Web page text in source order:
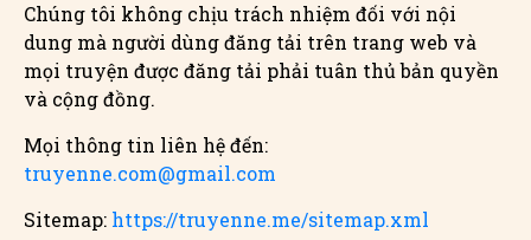
Chúng tôi không chịu trách nhiệm đối với nội
dung mà người dùng đăng tải trên trang web và
mọi truyện được đăng tải phải tuân thủ bản quyền
và cộng đồng.
Mọi thông tin liên hệ đến:
truyenne.com@gmail.com
Sitemap: https://truyenne.me/sitemap.xml